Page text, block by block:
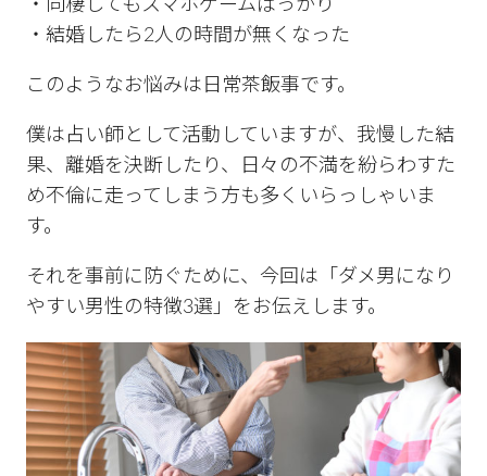
・同棲してもスマホゲームばっかり
・結婚したら2人の時間が無くなった
このようなお悩みは日常茶飯事です。
僕は占い師として活動していますが、我慢した結
果、離婚を決断したり、日々の不満を紛らわすた
め不倫に走ってしまう方も多くいらっしゃいま
す。
それを事前に防ぐために、今回は「ダメ男になり
やすい男性の特徴3選」をお伝えします。